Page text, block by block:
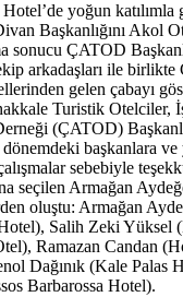
yoğun katılımla
Başkanlığını Akol
sonucu ÇATOD
arkadaşları ile birlikte
gelen çabayı
Turistik Otelciler,
(ÇATOD)
dönemdeki başkanlara
sebebiyle
seçilen Armağan
oluştu: Armağan
Salih Zeki Yüksel
Ramazan Candan
Dağınık (Kale Palas
Barbarossa Hotel).